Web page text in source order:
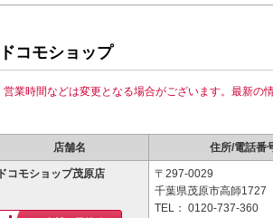
ドコモショップ
営業時間などは変更となる場合がございます。最新の
店舗名 住所/電話番
ドコモショップ茂原店
〒297-0029
千葉県茂原市高師1727
TEL： 0120-737-360